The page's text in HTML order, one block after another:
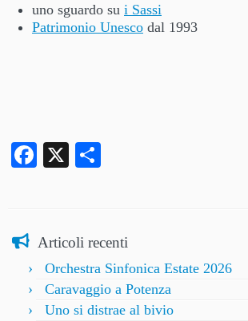
uno sguardo su i Sassi
Patrimonio Unesco dal 1993
Facebook
X
Articoli recenti
Orchestra Sinfonica Estate 2026
Caravaggio a Potenza
Uno si distrae al bivio